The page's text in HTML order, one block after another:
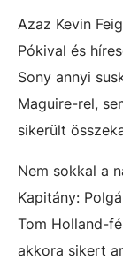
Azaz Kevin
Pókival és
Sony annyi
Maguire-rel,
sikerült
Nem sokkal a
Kapitány:
Tom Holland-
akkora sikert